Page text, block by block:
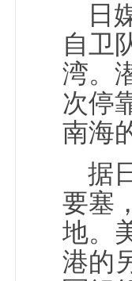
日
自卫
湾。
次停
南海
据
要塞
地。
港的